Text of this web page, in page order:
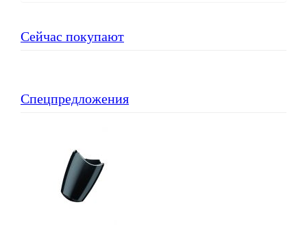
Сейчас покупают
Спецпредложения